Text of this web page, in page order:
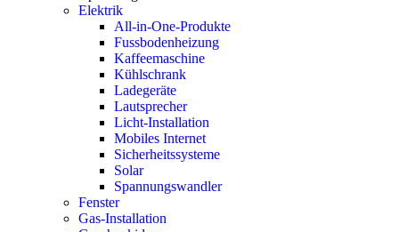
Elektrik
All-in-One-Produkte
Fussbodenheizung
Kaffeemaschine
Kühlschrank
Ladegeräte
Lautsprecher
Licht-Installation
Mobiles Internet
Sicherheitssysteme
Solar
Spannungswandler
Fenster
Gas-Installation